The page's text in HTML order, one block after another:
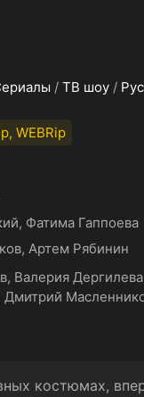
/ ТВ шоу /
WEBRip
Фатима Гаппоева
Артем Рябинин
Валерия
Дмитрий
костюмах,